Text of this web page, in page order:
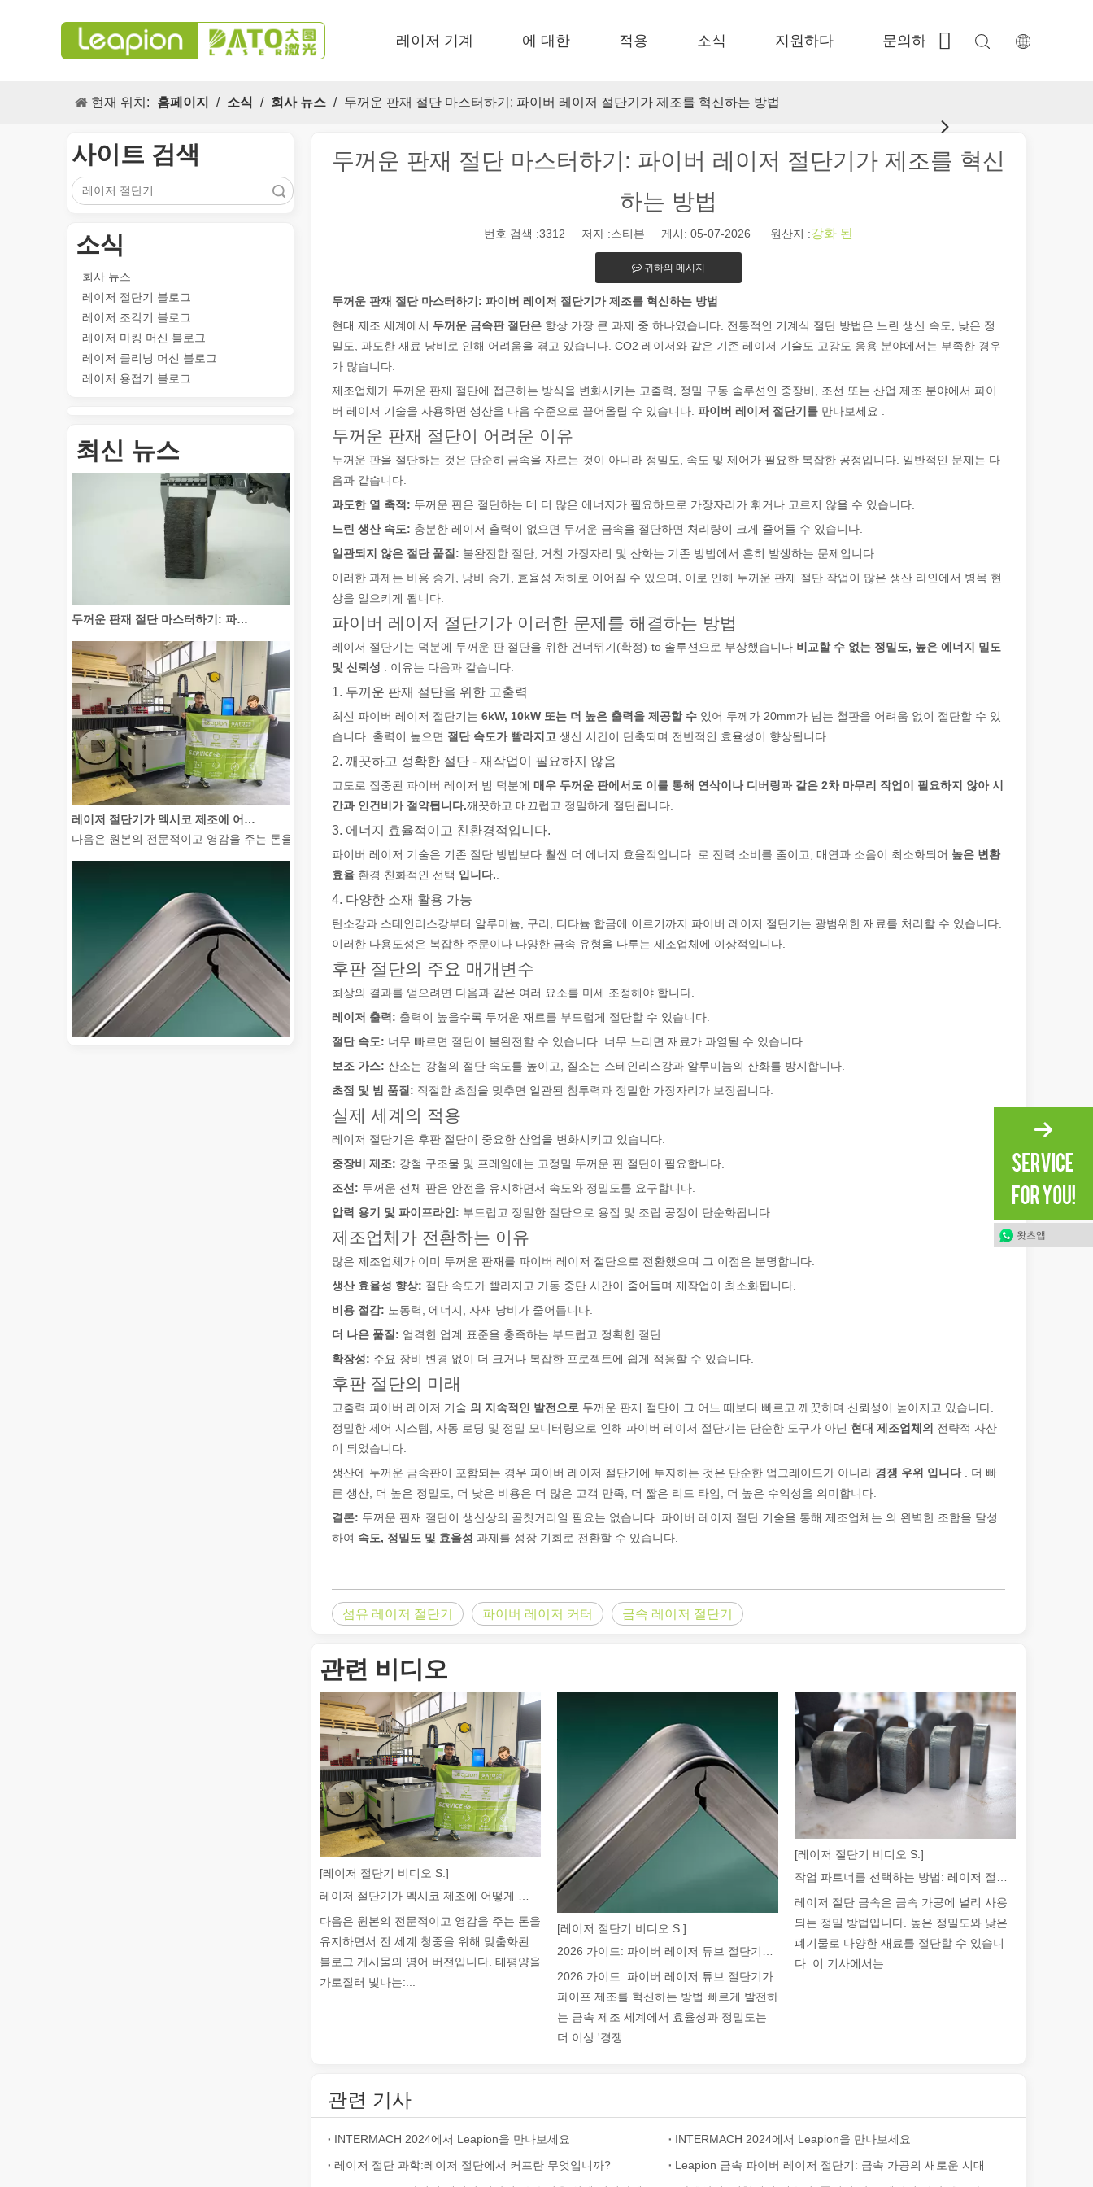
레이저 기계 에 대한 적용 소식 지원하다 문의하기
현재 위치: 홈페이지 / 소식 / 회사 뉴스 / 두꺼운 판재 절단 마스터하기: 파이버 레이저 절단기가 제조를 혁신하는 방법
사이트 검색
소식
회사 뉴스
레이저 절단기 블로그
레이저 조각기 블로그
레이저 마킹 머신 블로그
레이저 클리닝 머신 블로그
레이저 용접기 블로그
최신 뉴스
레이저 마킹 머신의 다목적 적용 s 및 뛰어난 기능은 현대식 제조 및 산업 환경으로, 레이저 마킹 머신은 필수적인 도구로 등장하여 제품이 표시되고 식별되는 방식에 혁명을 일으켰습니다. 다양한 산업에
두꺼운 판재 절단 마스터하기: 파이버 레이저 절단기가 제조를 혁신하는 방법
레이저 절단기가 멕시코 제조에 어떻게 힘을 실어주고 있습니까?
다음은 원본의 전문적이고 영감을 주는 톤을 유지하면서 전 세계 청중을 위해 맞춤화된 블로그 게시물의 영어 버전입니다. 태평양을 가로질러 빛나는: 레이저 절단 기계가 멕시코 제조에 힘을 실어주는 방
2026 가이드: 파이버 레이저 튜브 절단기가 파이프 제조를 혁신하는 방법 빠르게 발전하는 금속 제조 세계에서 효율성과 정밀도는 더 이상 '경쟁 우위'가 아니라 생존을 위한 요구 사항입니다. 귀하의 작
튜브 레이저 절단은 빠르게 발전하는 제조 산업의 핵심 기술입니다. 높은 정밀도와 효율성으로 다양한 금속 튜브를 처리할 수 있습니다. 이 블로그 게시물에서는 레이저 튜브 절단에 관한 가장 일반적인
레이저 절단 금속은 금속 가공에 널리 사용되는 정밀 방법입니다. 높은 정밀도와 낮은 폐기물로 다양한 재료를 절단할 수 있습니다. 이 기사에서는 레이저로 절단할 수 있는 금속의 최대 두께와 이에 영향
금속 시트의 레이저 절단은 널리 사용되는 절단 방법입니다. 정확성, 효율성 및 다양성으로 잘 알려져 있습니다. 그러나 어떤 사람들은 레이저 절단에도 '결함'이 있다고 말할 수 있습니다. 이 기사에서는
레이저 용접은 뛰어난 정밀도와 효율성으로 현대 제조에 혁명을 일으켰습니다. 이 첨단 기술은 기존 용접 방법에 비해 상당한 이점을 제공합니다. 이 기사에서는 레이저 용접의 강도는 얼마나 되는지 살
레이저 절단이란 무엇입니까? 조각의 과학핵심적으로 레이저 절단은 집중된 고출력 레이저 빔을 사용하여 재료를 맞춤형 모양과 디자인으로 절단하는 제조 공정입니다. 기계적 힘과 물리적 도구에 의존
두꺼운 판재 절단 마스터하기: 파이버 레이저 절단기가 제조를 혁신
하는 방법
번호 검색 :3312 저자 :스티븐 게시: 05-07-2026 원산지 :강화 된
귀하의 메시지
두꺼운 판재 절단 마스터하기: 파이버 레이저 절단기가 제조를 혁신하는 방법
현대 제조 세계에서 두꺼운 금속판 절단은 항상 가장 큰 과제 중 하나였습니다. 전통적인 기계식 절단 방법은 느린 생산 속도, 낮은 정
밀도, 과도한 재료 낭비로 인해 어려움을 겪고 있습니다. CO2 레이저와 같은 기존 레이저 기술도 고강도 응용 분야에서는 부족한 경우
가 많습니다.
제조업체가 두꺼운 판재 절단에 접근하는 방식을 변화시키는 고출력, 정밀 구동 솔루션인 중장비, 조선 또는 산업 제조 분야에서 파이
버 레이저 기술을 사용하면 생산을 다음 수준으로 끌어올릴 수 있습니다. 파이버 레이저 절단기를 만나보세요 .
두꺼운 판재 절단이 어려운 이유
두꺼운 판을 절단하는 것은 단순히 금속을 자르는 것이 아니라 정밀도, 속도 및 제어가 필요한 복잡한 공정입니다. 일반적인 문제는 다
음과 같습니다.
과도한 열 축적: 두꺼운 판은 절단하는 데 더 많은 에너지가 필요하므로 가장자리가 휘거나 고르지 않을 수 있습니다.
느린 생산 속도: 충분한 레이저 출력이 없으면 두꺼운 금속을 절단하면 처리량이 크게 줄어들 수 있습니다.
일관되지 않은 절단 품질: 불완전한 절단, 거친 가장자리 및 산화는 기존 방법에서 흔히 발생하는 문제입니다.
이러한 과제는 비용 증가, 낭비 증가, 효율성 저하로 이어질 수 있으며, 이로 인해 두꺼운 판재 절단 작업이 많은 생산 라인에서 병목 현
상을 일으키게 됩니다.
파이버 레이저 절단기가 이러한 문제를 해결하는 방법
레이저 절단기는 덕분에 두꺼운 판 절단을 위한 건너뛰기(확정)-to 솔루션으로 부상했습니다 비교할 수 없는 정밀도, 높은 에너지 밀도
및 신뢰성
. 이유는 다음과 같습니다.
1. 두꺼운 판재 절단을 위한 고출력
최신 파이버 레이저 절단기는 6kW, 10kW 또는 더 높은 출력을 제공할 수 있어 두께가 20mm가 넘는 철판을 어려움 없이 절단할 수 있
습니다. 출력이 높으면 절단 속도가 빨라지고 생산 시간이 단축되며 전반적인 효율성이 향상됩니다.
2. 깨끗하고 정확한 절단 - 재작업이 필요하지 않음
고도로 집중된 파이버 레이저 빔 덕분에 매우 두꺼운 판에서도 이를 통해 연삭이나 디버링과 같은 2차 마무리 작업이 필요하지 않아 시
간과 인건비가 절약됩니다.깨끗하고 매끄럽고 정밀하게 절단됩니다.
3. 에너지 효율적이고 친환경적입니다.
파이버 레이저 기술은 기존 절단 방법보다 훨씬 더 에너지 효율적입니다. 로 전력 소비를 줄이고, 매연과 소음이 최소화되어 높은 변환
효율 환경 친화적인 선택 입니다.
4. 다양한 소재 활용 가능
탄소강과 스테인리스강부터 알루미늄, 구리, 티타늄 합금에 이르기까지 파이버 레이저 절단기는 광범위한 재료를 처리할 수 있습니다.
이러한 다용도성은 복잡한 주문이나 다양한 금속 유형을 다루는 제조업체에 이상적입니다.
후판 절단의 주요 매개변수
최상의 결과를 얻으려면 다음과 같은 여러 요소를 미세 조정해야 합니다.
레이저 출력: 출력이 높을수록 두꺼운 재료를 부드럽게 절단할 수 있습니다.
절단 속도: 너무 빠르면 절단이 불완전할 수 있습니다. 너무 느리면 재료가 과열될 수 있습니다.
보조 가스: 산소는 강철의 절단 속도를 높이고, 질소는 스테인리스강과 알루미늄의 산화를 방지합니다.
초점 및 빔 품질: 적절한 초점을 맞추면 일관된 침투력과 정밀한 가장자리가 보장됩니다.
실제 세계의 적용
레이저 절단기은 후판 절단이 중요한 산업을 변화시키고 있습니다.
중장비 제조: 강철 구조물 및 프레임에는 고정밀 두꺼운 판 절단이 필요합니다.
조선: 두꺼운 선체 판은 안전을 유지하면서 속도와 정밀도를 요구합니다.
압력 용기 및 파이프라인: 부드럽고 정밀한 절단으로 용접 및 조립 공정이 단순화됩니다.
제조업체가 전환하는 이유
많은 제조업체가 이미 두꺼운 판재를 파이버 레이저 절단으로 전환했으며 그 이점은 분명합니다.
생산 효율성 향상: 절단 속도가 빨라지고 가동 중단 시간이 줄어들며 재작업이 최소화됩니다.
비용 절감: 노동력, 에너지, 자재 낭비가 줄어듭니다.
더 나은 품질: 엄격한 업계 표준을 충족하는 부드럽고 정확한 절단.
확장성: 주요 장비 변경 없이 더 크거나 복잡한 프로젝트에 쉽게 적응할 수 있습니다.
후판 절단의 미래
고출력 파이버 레이저 기술 의 지속적인 발전으로 두꺼운 판재 절단이 그 어느 때보다 빠르고 깨끗하며 신뢰성이 높아지고 있습니다.
정밀한 제어 시스템, 자동 로딩 및 정밀 모니터링으로 인해 파이버 레이저 절단기는 단순한 도구가 아닌 현대 제조업체의 전략적 자산
이 되었습니다.
생산에 두꺼운 금속판이 포함되는 경우 파이버 레이저 절단기에 투자하는 것은 단순한 업그레이드가 아니라 경쟁 우위 입니다
. 더 빠
른 생산, 더 높은 정밀도, 더 낮은 비용은 더 많은 고객 만족, 더 짧은 리드 타임, 더 높은 수익성을 의미합니다.
결론: 두꺼운 판재 절단이 생산상의 골칫거리일 필요는 없습니다. 파이버 레이저 절단 기술을 통해 제조업체는 의 완벽한 조합을 달성
하여 속도, 정밀도 및 효율성 과제를 성장 기회로 전환할 수 있습니다.
섬유 레이저 절단기 파이버 레이저 커터 금속 레이저 절단기
관련 비디오
[레이저 절단기 비디오 S.]
다음은 원본의 전문적이고 영감을 주는 톤을
유지하면서 전 세계 청중을 위해 맞춤화된
블로그 게시물의 영어 버전입니다. 태평양을
가로질러 빛나는:...
[레이저 절단기 비디오 S.]
2026 가이드: 파이버 레이저 튜브 절단기가
파이프 제조를 혁신하는 방법 빠르게 발전하
는 금속 제조 세계에서 효율성과 정밀도는
더 이상 '경쟁...
[레이저 절단기 비디오 S.]
작업 파트너를 선택하는 방법: 레이저 절단기
레이저 절단 금속은 금속 가공에 널리 사용
되는 정밀 방법입니다. 높은 정밀도와 낮은
폐기물로 다양한 재료를 절단할 수 있습니
다. 이 기사에서는 ...
관련 기사
INTERMACH 2024에서 Leapion을 만나보세요
INTERMACH 2024에서 Leapion을 만나보세요
레이저 절단 과학:레이저 절단에서 커프란 무엇입니까?
Leapion 금속 파이버 레이저 절단기: 금속 가공의 새로운 시대
왓츠앱